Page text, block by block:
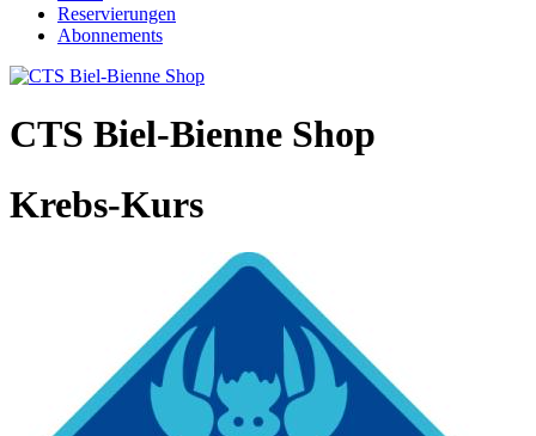
Reservierungen
Abonnements
CTS Biel-Bienne Shop
Krebs-Kurs